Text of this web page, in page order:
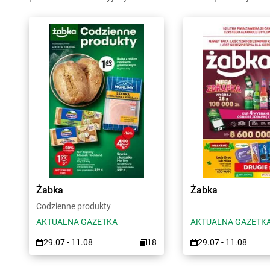
Żabka
Codzienne produkty
AKTUALNA GAZETKA
29.07 - 11.08 18
Żabka
AKTUALNA
29.07 - 11.08